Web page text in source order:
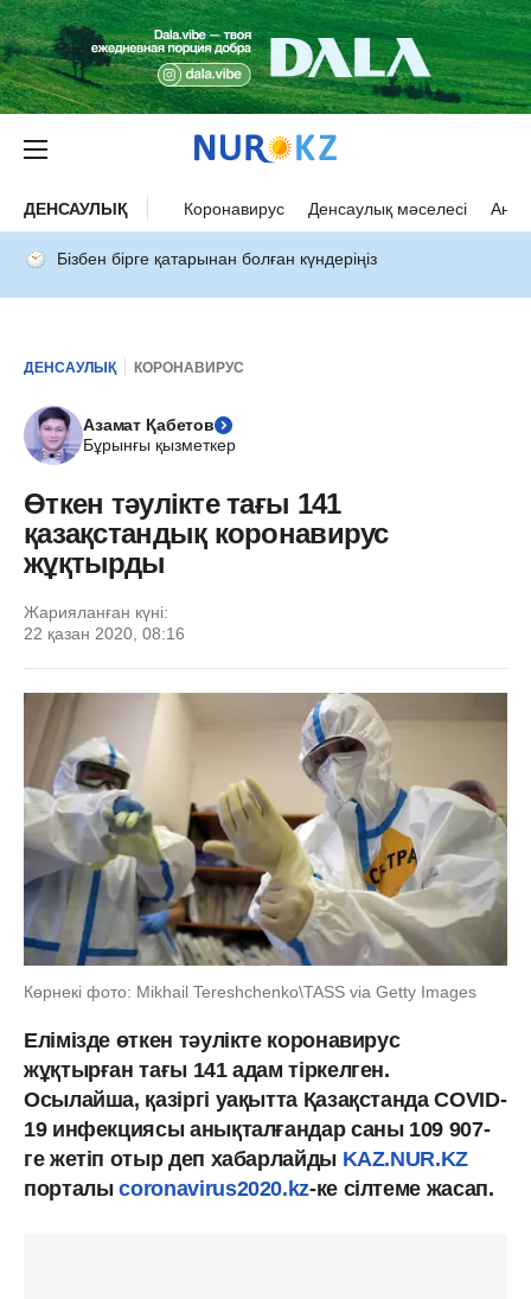
ДЕНСАУЛЫҚ Коронавирус Денсаулық мәселесі Ана
Бізбен бірге қатарынан болған күндеріңіз
ДЕНСАУЛЫҚ КОРОНАВИРУС
Азамат Қабетов
Бұрынғы қызметкер
Өткен тәулікте тағы 141
қазақстандық коронавирус
жұқтырды
Жарияланған күні:
22 қазан 2020, 08:16
Көрнекі фото: Mikhail Tereshchenko\TASS via Getty Images
Елімізде өткен тәулікте коронавирус
жұқтырған тағы 141 адам тіркелген.
Осылайша, қазіргі уақытта Қазақстанда COVID-
19 инфекциясы анықталғандар саны 109 907-
ге жетіп отыр деп хабарлайды KAZ.NUR.KZ
порталы coronavirus2020.kz-ке сілтеме жасап.